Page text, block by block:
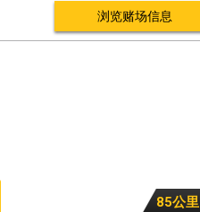
浏览赌场信息
85公里